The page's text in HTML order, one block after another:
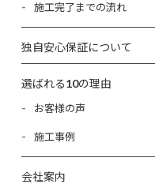
施工完了までの流れ
独自安心保証について
選ばれる10の理由
お客様の声
施工事例
会社案内